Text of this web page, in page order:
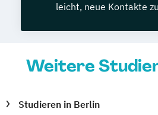
leicht, neue Kontakte
Weitere
Studieren in Berlin